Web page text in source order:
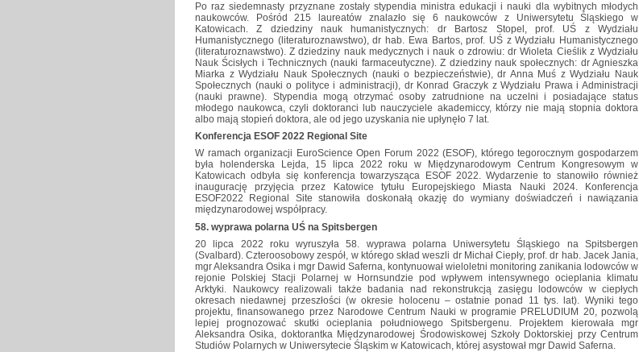
Po raz siedemnasty przyznane zostały stypendia ministra edukacji i nauki dla wybitnych młodych
naukowców. Pośród 215 laureatów znalazło się 6 naukowców z Uniwersytetu Śląskiego w
Katowicach. Z dziedziny nauk humanistycznych: dr Bartosz Stopel, prof. UŚ z Wydziału
Humanistycznego (literaturoznawstwo), dr hab. Ewa Bartos, prof. UŚ z Wydziału Humanistycznego
(literaturoznawstwo). Z dziedziny nauk medycznych i nauk o zdrowiu: dr Wioleta Cieślik z Wydziału
Nauk Ścisłych i Technicznych (nauki farmaceutyczne). Z dziedziny nauk społecznych: dr Agnieszka
Miarka z Wydziału Nauk Społecznych (nauki o bezpieczeństwie), dr Anna Muś z Wydziału Nauk
Społecznych (nauki o polityce i administracji), dr Konrad Graczyk z Wydziału Prawa i Administracji
(nauki prawne). Stypendia mogą otrzymać osoby zatrudnione na uczelni i posiadające status
młodego naukowca, czyli doktoranci lub nauczyciele akademiccy, którzy nie mają stopnia doktora
albo mają stopień doktora, ale od jego uzyskania nie upłynęło 7 lat.
Konferencja ESOF 2022 Regional Site
W ramach organizacji EuroScience Open Forum 2022 (ESOF), którego tegorocznym gospodarzem
była holenderska Lejda, 15 lipca 2022 roku w Międzynarodowym Centrum Kongresowym w
Katowicach odbyła się konferencja towarzysząca ESOF 2022. Wydarzenie to stanowiło również
inaugurację przyjęcia przez Katowice tytułu Europejskiego Miasta Nauki 2024. Konferencja
ESOF2022 Regional Site stanowiła doskonałą okazję do wymiany doświadczeń i nawiązania
międzynarodowej współpracy.
58. wyprawa polarna UŚ na Spitsbergen
20 lipca 2022 roku wyruszyła 58. wyprawa polarna Uniwersytetu Śląskiego na Spitsbergen
(Svalbard). Czteroosobowy zespół, w którego skład weszli dr Michał Ciepły, prof. dr hab. Jacek Jania,
mgr Aleksandra Osika i mgr Dawid Saferna, kontynuował wieloletni monitoring zanikania lodowców w
rejonie Polskiej Stacji Polarnej w Hornsundzie pod wpływem intensywnego ocieplania klimatu
Arktyki. Naukowcy realizowali także badania nad rekonstrukcją zasięgu lodowców w ciepłych
okresach niedawnej przeszłości (w okresie holocenu – ostatnie ponad 11 tys. lat). Wyniki tego
projektu, finansowanego przez Narodowe Centrum Nauki w programie PRELUDIUM 20, pozwolą
lepiej prognozować skutki ocieplania południowego Spitsbergenu. Projektem kierowała mgr
Aleksandra Osika, doktorantka Międzynarodowej Środowiskowej Szkoły Doktorskiej przy Centrum
Studiów Polarnych w Uniwersytecie Śląskim w Katowicach, której asystował mgr Dawid Saferna.